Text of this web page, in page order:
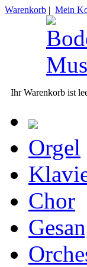
Warenkorb | Mein
Ihr Warenkorb ist
Orgel
Chor